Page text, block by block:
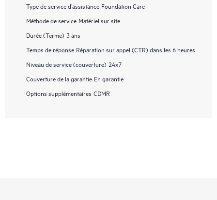
Type de service d’assistance Foundation Care
Méthode de service Matériel sur site
Durée (Terme) 3 ans
Temps de réponse Réparation sur appel (CTR) dans les 6 heures
Niveau de service (couverture) 24x7
Couverture de la garantie En garantie
Options supplémentaires CDMR